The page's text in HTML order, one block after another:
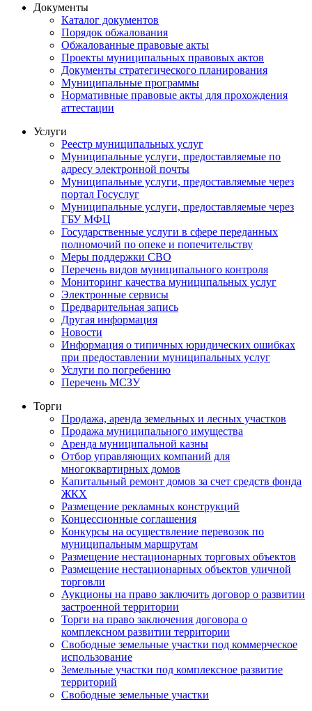
Документы
Каталог документов
Порядок обжалования
Обжалованные правовые акты
Проекты муниципальных правовых актов
Документы стратегического планирования
Муниципальные программы
Нормативные правовые акты для прохождения
аттестации
Услуги
Реестр муниципальных услуг
Муниципальные услуги, предоставляемые по
адресу электронной почты
Муниципальные услуги, предоставляемые через
портал Госуслуг
Муниципальные услуги, предоставляемые через
ГБУ МФЦ
Государственные услуги в сфере переданных
полномочий по опеке и попечительству
Меры поддержки СВО
Перечень видов муниципального контроля
Мониторинг качества муниципальных услуг
Электронные сервисы
Предварительная запись
Другая информация
Новости
Информация о типичных юридических ошибках
при предоставлении муниципальных услуг
Услуги по погребению
Перечень МСЗУ
Торги
Продажа, аренда земельных и лесных участков
Продажа муниципального имущества
Аренда муниципальной казны
Отбор управляющих компаний для
многоквартирных домов
Капитальный ремонт домов за счет средств фонда
ЖКХ
Размещение рекламных конструкций
Концессионные соглашения
Конкурсы на осуществление перевозок по
муниципальным маршрутам
Размещение нестационарных торговых объектов
Размещение нестационарных объектов уличной
торговли
Аукционы на право заключить договор о развитии
застроенной территории
Торги на право заключения договора о
комплексном развитии территории
Свободные земельные участки под коммерческое
использование
Земельные участки под комплексное развитие
территорий
Свободные земельные участки